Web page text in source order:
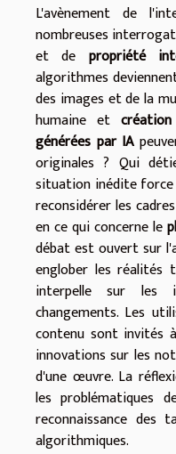
L'avènement de
nombreuses
et de propriété
algorithmes
des images et de la
humaine et
générées par IA
originales ? Qui
situation inédite force
reconsidérer les
en ce qui concerne le
débat est ouvert sur
englober les réalités
interpelle sur les
changements. Les
contenu sont invités
innovations sur les
d'une œuvre. La
les problématiques
reconnaissance des
algorithmiques.